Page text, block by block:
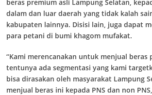
beras premium asli Lampung Selatan,
dalam dan luar daerah yang tidak kalah
kabupaten lainnya. Disisi lain, juga dapat
para petani di bumi khagom mufakat.
“Kami merencanakan untuk menjual beras
tentunya ada segmentasi yang kami
bisa dirasakan oleh masyarakat Lampung
menjual beras ini kepada PNS dan non